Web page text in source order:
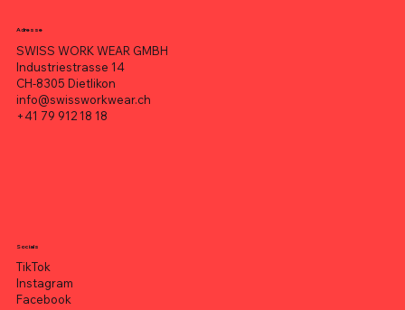
Adresse
SWISS WORK WEAR GMBH
Industriestrasse 14
CH-8305 Dietlikon
info@swissworkwear.ch
+41 79 912 18 18
Socials
TikTok
Instagram
Facebook